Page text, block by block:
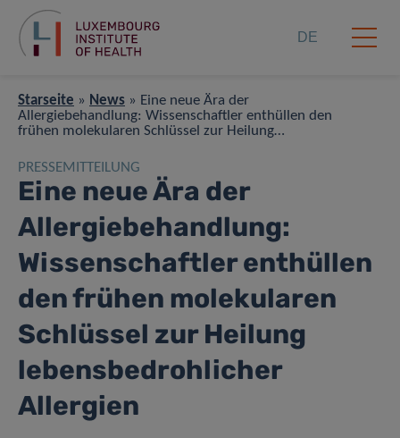
DE
Starseite » News » Eine neue Ära der
Allergiebehandlung: Wissenschaftler enthüllen den
frühen molekularen Schlüssel zur Heilung
PRESSEMITTEILUNG
Eine neue Ära der
Allergiebehandlung:
Wissenschaftler enthüllen
den frühen molekularen
Schlüssel zur Heilung
lebensbedrohlicher
Allergien